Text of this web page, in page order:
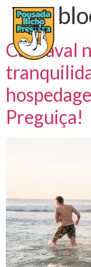
Tag:
Carnaval
Preguiça!